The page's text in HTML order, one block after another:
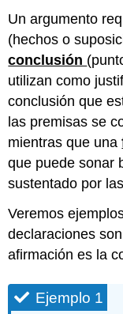
1
Ejemplo
2
17
Ejercicio
18
Ejercicio
19
20
Ejercicio
Ejercicio
Un argumento
(hechos o
conclusión
utilizan como
conclusión que
las premisas se
mientras que una
que puede sonar
sustentado por
Veremos
declaraciones
afirmación es la
Ejemplo 1